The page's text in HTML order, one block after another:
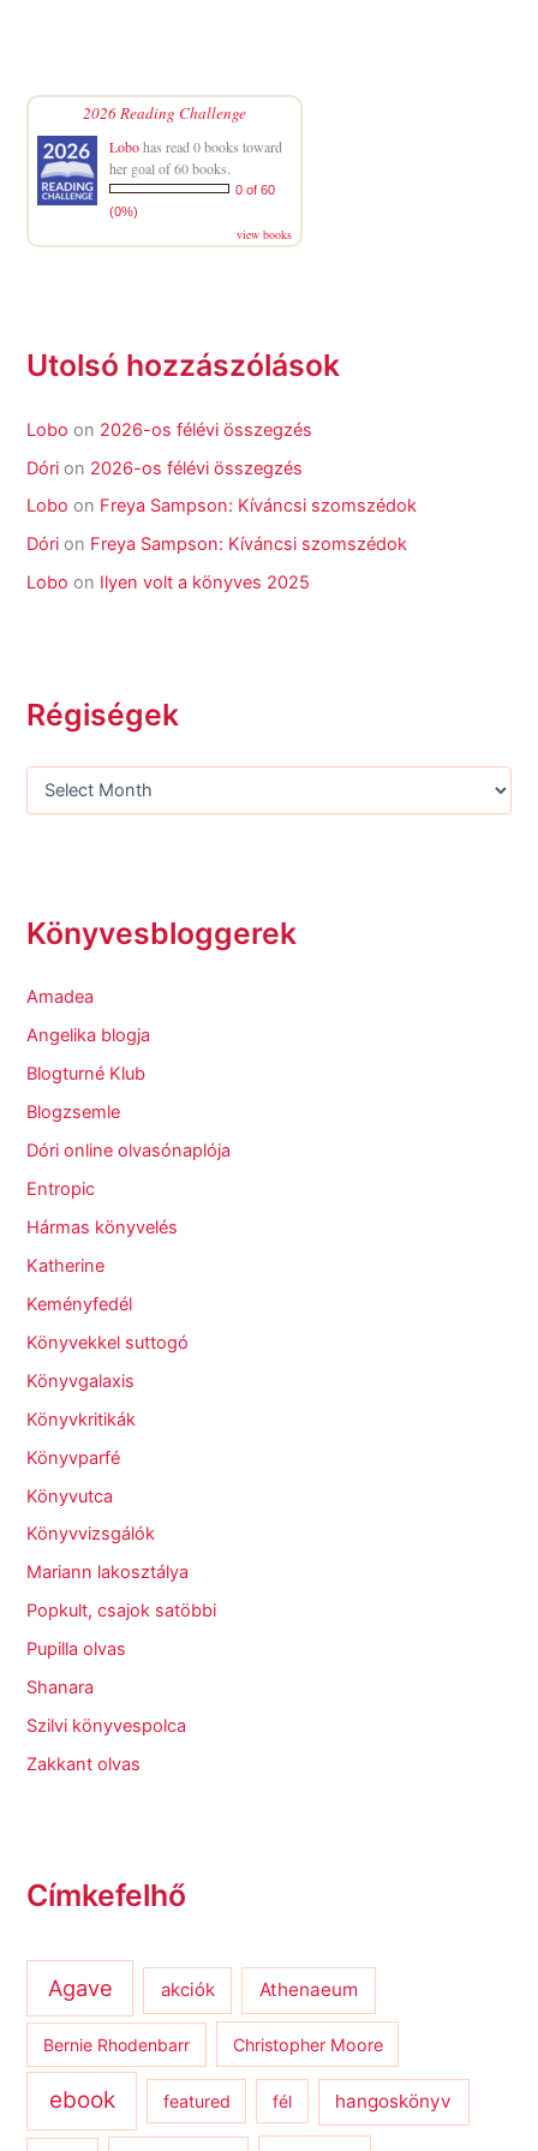
2026 Reading Challenge
Lobohas read 0 books toward
her goal of 60 books.
0 of 60
(0%)
view books
Utolsó hozzászólások
Lobo on 2026-os félévi összegzés
Dóri on 2026-os félévi összegzés
Lobo on Freya Sampson: Kíváncsi szomszédok
Dóri on Freya Sampson: Kíváncsi szomszédok
Lobo on Ilyen volt a könyves 2025
Régiségek
Könyvesbloggerek
Amadea
Angelika blogja
Blogturné Klub
Blogzsemle
Dóri online olvasónaplója
Entropic
Hármas könyvelés
Katherine
Keményfedél
Könyvekkel suttogó
Könyvgalaxis
Könyvkritikák
Könyvparfé
Könyvutca
Könyvvizsgálók
Mariann lakosztálya
Popkult, csajok satöbbi
Pupilla olvas
Shanara
Szilvi könyvespolca
Zakkant olvas
Címkefelhő
Agave akciók Athenaeum
Bernie Rhodenbarr Christopher Moore
ebook featured fél hangoskönyv